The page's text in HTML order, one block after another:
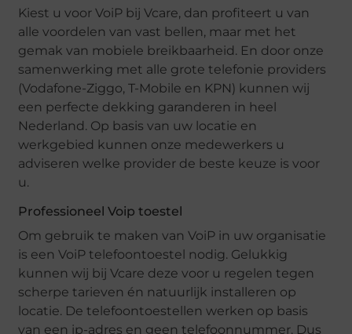
Kiest u voor VoiP bij Vcare, dan profiteert u van
alle voordelen van vast bellen, maar met het
gemak van mobiele breikbaarheid. En door onze
samenwerking met alle grote telefonie providers
(Vodafone-Ziggo, T-Mobile en KPN) kunnen wij
een perfecte dekking garanderen in heel
Nederland. Op basis van uw locatie en
werkgebied kunnen onze medewerkers u
adviseren welke provider de beste keuze is voor
u.
Professioneel Voip toestel
Om gebruik te maken van VoiP in uw organisatie
is een VoiP telefoontoestel nodig. Gelukkig
kunnen wij bij Vcare deze voor u regelen tegen
scherpe tarieven én natuurlijk installeren op
locatie. De telefoontoestellen werken op basis
van een ip-adres en geen telefoonnummer. Dus